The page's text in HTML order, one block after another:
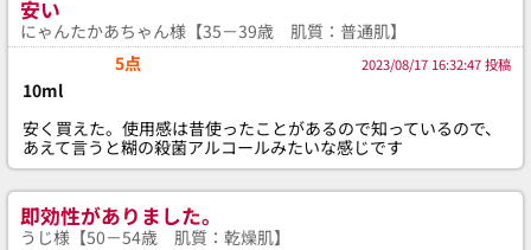
安い
にゃんたかあちゃん様【35－39歳 肌質：普通肌】
5点
2023/08/17 16:32:47 投稿
10ml
安く買えた。使用感は昔使ったことがあるので知っているので、
あえて言うと糊の殺菌アルコールみたいな感じです
即効性がありました。
うじ様【50－54歳 肌質：乾燥肌】